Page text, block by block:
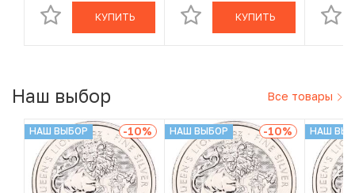
КУПИТЬ
Олимпийские игры
в Париже 2024
КУПИТЬ
Все товары
Наш выбор
НАШ ВЫБОР -10% НАШ ВЫБОР -10% НАШ